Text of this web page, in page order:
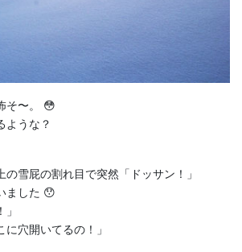
そ〜。 😳
ような？
雪屁の割れ目で突然「ドッサン！」
ました 😯
に穴開いてるの！」